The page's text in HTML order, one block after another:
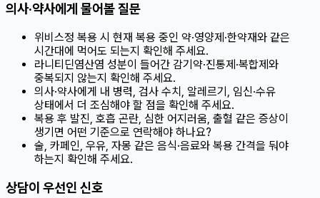
의사·약사에게 물어볼 질문
위비스정 복용 시 현재 복용 중인 약·영양제·한약재와 같은
시간대에 먹어도 되는지 확인해 주세요.
라니티딘염산염 성분이 들어간 감기약·진통제·복합제와
중복되지 않는지 확인해 주세요.
의사·약사에게 내 병력, 검사 수치, 알레르기, 임신·수유
상태에서 더 조심해야 할 점을 확인해 주세요.
복용 후 발진, 호흡 곤란, 심한 어지러움, 출혈 같은 증상이
생기면 어떤 기준으로 연락해야 하나요?
술, 카페인, 우유, 자몽 같은 음식·음료와 복용 간격을 둬야
하는지 확인해 주세요.
상담이 우선인 신호